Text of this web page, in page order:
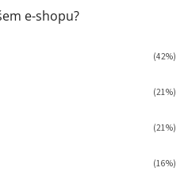
e-shopu?
(42%)
(21%)
(21%)
(16%)